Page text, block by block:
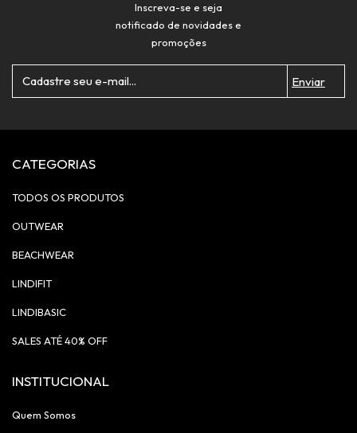
Inscreva-se e seja
notificado de novidades e
promoções
CATEGORIAS
TODOS OS PRODUTOS
OUTWEAR
BEACHWEAR
LINDIFIT
LINDIBASIC
SALES ATÉ 40% OFF
INSTITUCIONAL
Quem Somos